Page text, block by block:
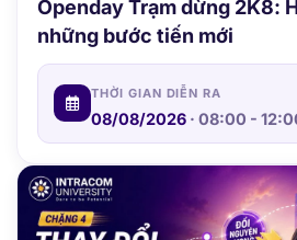
THỜI GIAN DIỄN RA
08/08/2026· 08:00 - 12:00